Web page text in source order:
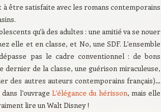
être satisfaite avec les romans contemporains
qu’à des adultes : une amitié va se nouer
elle et en classe, et No, une SDF. L’ensemble
pas le cadre conventionnel : de bons
de la classe, une guérison miraculeuse,
des autres auteurs contemporains français)…
l’ouvrage L’élégance du hérisson, mais elle
lire un Walt Disney !